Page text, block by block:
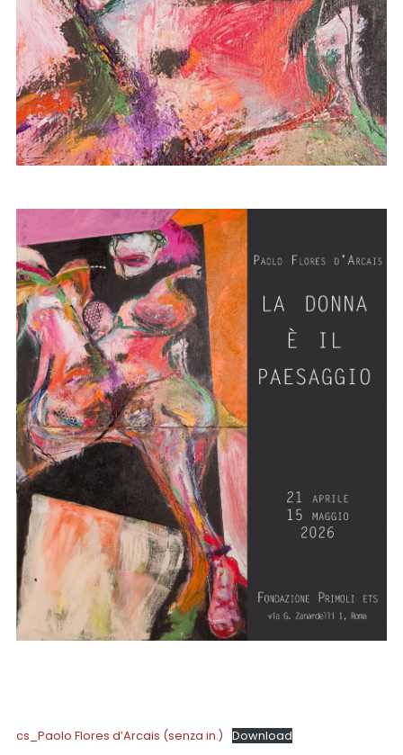
cs_Paolo Flores d’Arcais (senza in.) Download